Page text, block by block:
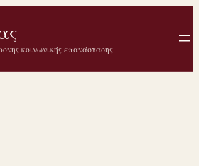
κοινωνικής επανάστασης.